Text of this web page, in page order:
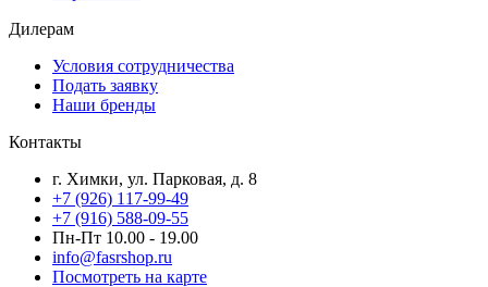
Дилерам
Условия сотрудничества
Подать заявку
Наши бренды
Контакты
г. Химки, ул. Парковая, д. 8
+7 (926) 117-99-49
+7 (916) 588-09-55
Пн-Пт 10.00 - 19.00
info@fasrshop.ru
Посмотреть на карте